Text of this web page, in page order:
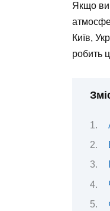
Якщо ви
Київ,
робить